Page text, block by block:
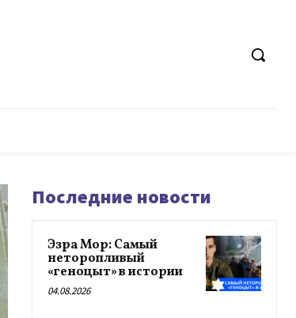
Последние новости
Эзра Мор: Самый
неторопливый
«геноцыт» в истории
04.08.2026